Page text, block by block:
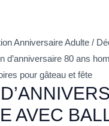
Anniversaire Adulte /
d’anniversaire 80 ans
pour gâteau et fête
AVEC